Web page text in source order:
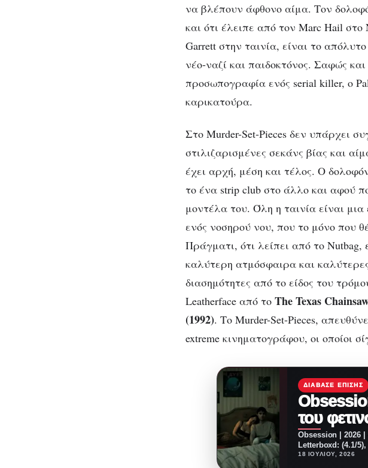
να βλέπουν άφθονο αίμα. Τον
και ότι έλειπε από τον Marc Hail στο
Garrett στην ταινία, είναι το
νέο-ναζί και παιδοκτόνος. Σαφώς
προσωπογραφία ενός serial killer, o
καρικατούρα.
Στο Murder-Set-Pieces δεν υπάρχει
στιλιζαρισμένες σεκάνς βίας και
έχει αρχή, μέση και τέλος. Ο
το ένα strip club στο άλλο και αφού
μοντέλα του. Όλη η ταινία είναι
ενός νοσηρού νου, που το μόνο που
Πράγματι, ότι λείπει από το
καλύτερη ατμόσφαιρα και
διασημότητες από το είδος του
Leatherface από το TheTexas
(1992). Το Murder-Set-Pieces,
extreme κινηματογράφου, οι οποίοι
ΔΙΆΒΑΣΕ ΕΠΊΣΗΣ
του
Obsession | 2026 |
Letterboxd: (4.1/
18 ΙΟΥΛΊΟΥ, 2026